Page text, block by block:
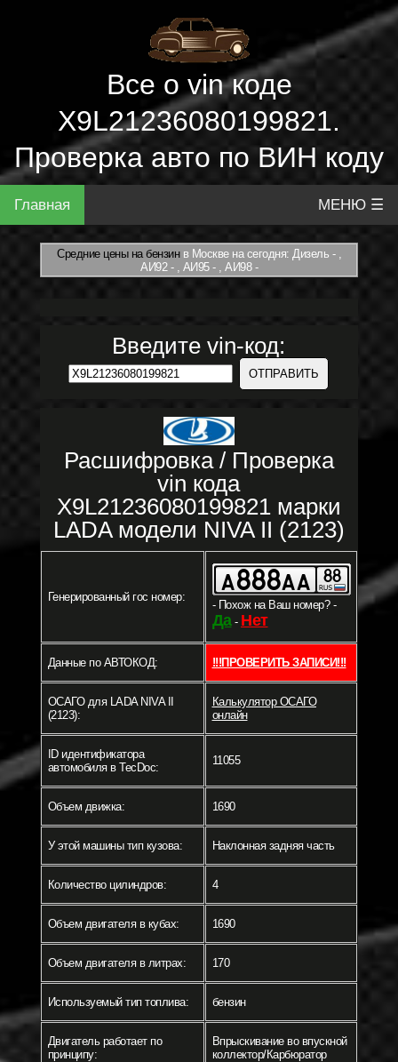
Все о vin коде
X9L21236080199821.
Проверка авто по ВИН коду
Главная МЕНЮ ☰
Средние цены на бензинв Москве на сегодня: Дизель - ,
АИ92 - , АИ95 - , АИ98 -
Введите vin-код:
Расшифровка / Проверка
vin кода
X9L21236080199821 марки
LADA модели NIVA II (2123)
Генерированный гос номер:
- Похож на Ваш номер? -
Да- Нет
Данные по АВТОКОД: !!!ПРОВЕРИТЬ ЗАПИСИ!!!
ОСАГО для LADA NIVA II
(2123):
Калькулятор ОСАГО
онлайн
ID идентификатора
автомобиля в TecDoc:
11055
Объем движка: 1690
У этой машины тип кузова: Наклонная задняя часть
Количество цилиндров: 4
Объем двигателя в кубах: 1690
Объем двигателя в литрах: 170
Используемый тип топлива: бензин
Двигатель работает по
принципу:
Впрыскивание во впускной
коллектор/Карбюратор